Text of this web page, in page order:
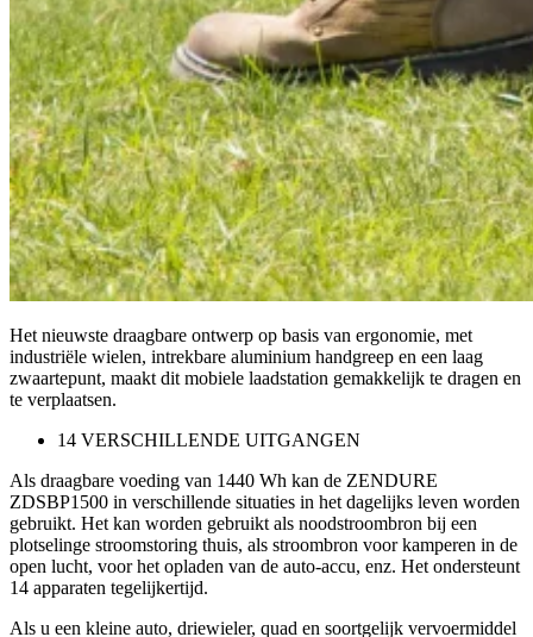
Het nieuwste draagbare ontwerp op basis van ergonomie, met
industriële wielen, intrekbare aluminium handgreep en een laag
zwaartepunt, maakt dit mobiele laadstation gemakkelijk te dragen en
te verplaatsen.
14 VERSCHILLENDE UITGANGEN
Als draagbare voeding van 1440 Wh kan de ZENDURE
ZDSBP1500 in verschillende situaties in het dagelijks leven worden
gebruikt. Het kan worden gebruikt als noodstroombron bij een
plotselinge stroomstoring thuis, als stroombron voor kamperen in de
open lucht, voor het opladen van de auto-accu, enz. Het ondersteunt
14 apparaten tegelijkertijd.
Als u een kleine auto, driewieler, quad en soortgelijk vervoermiddel